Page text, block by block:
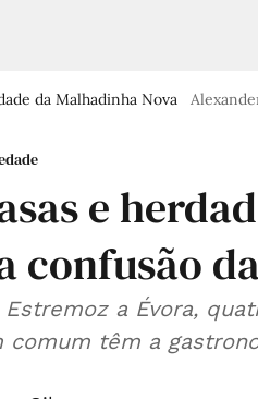
da Malhadinha Nova
e
confusão
Estremoz a Évora,
comum têm a